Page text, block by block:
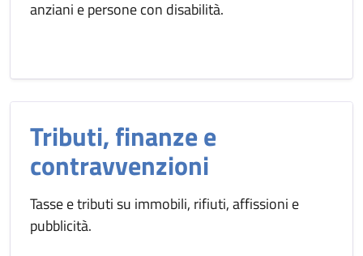
anziani e persone con disabilità.
Tributi, finanze e
contravvenzioni
Tasse e tributi su immobili, rifiuti, affissioni e
pubblicità.